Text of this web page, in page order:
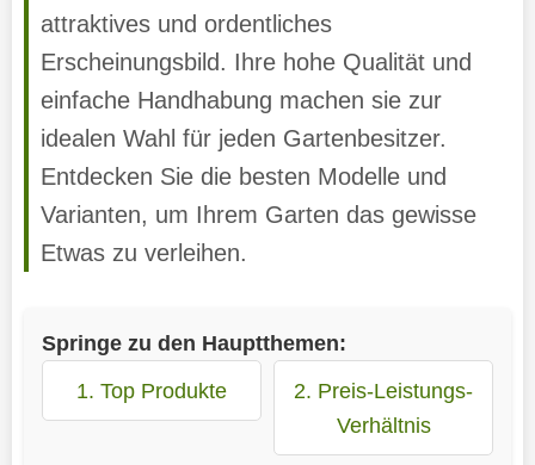
attraktives und ordentliches
Erscheinungsbild. Ihre hohe Qualität und
einfache Handhabung machen sie zur
idealen Wahl für jeden Gartenbesitzer.
Entdecken Sie die besten Modelle und
Varianten, um Ihrem Garten das gewisse
Etwas zu verleihen.
Springe zu den Hauptthemen:
1. Top Produkte
2. Preis-Leistungs-
Verhältnis